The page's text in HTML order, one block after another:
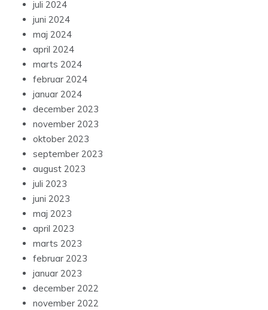
juli 2024
juni 2024
maj 2024
april 2024
marts 2024
februar 2024
januar 2024
december 2023
november 2023
oktober 2023
september 2023
august 2023
juli 2023
juni 2023
maj 2023
april 2023
marts 2023
februar 2023
januar 2023
december 2022
november 2022